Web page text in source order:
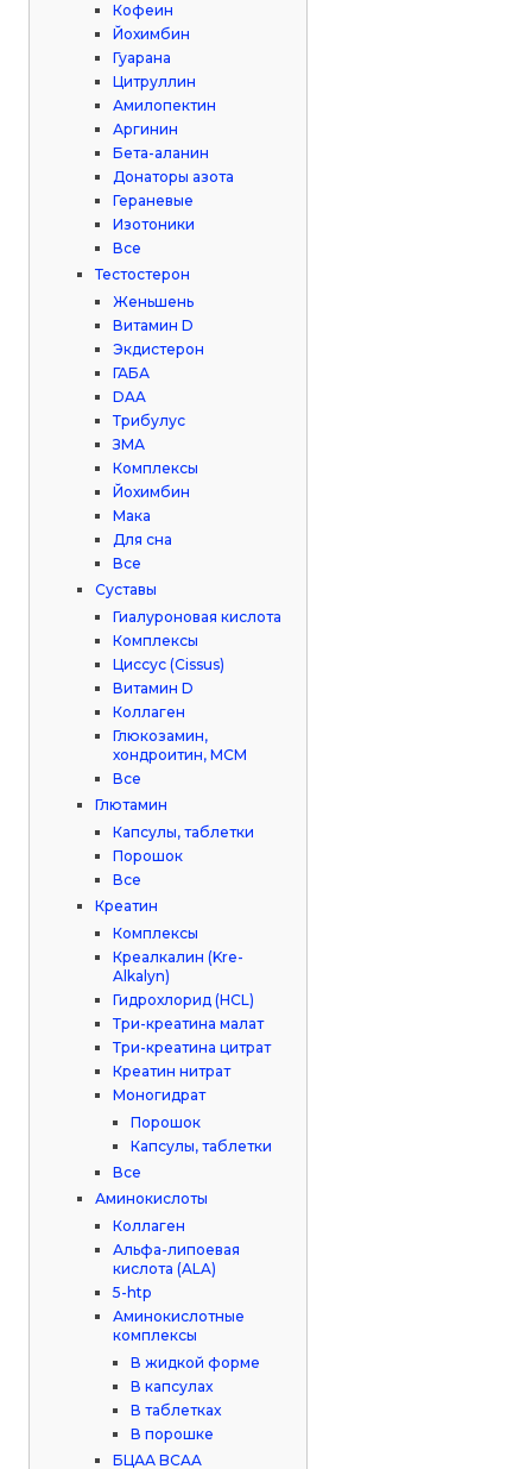
Кофеин
Йохимбин
Гуарана
Цитруллин
Амилопектин
Аргинин
Бета-аланин
Донаторы азота
Гераневые
Изотоники
Все
Тестостерон
Женьшень
Витамин D
Экдистерон
ГАБА
DAA
Трибулус
ЗМА
Комплексы
Йохимбин
Мака
Для сна
Все
Суставы
Гиалуроновая кислота
Комплексы
Циссус (Cissus)
Витамин D
Коллаген
Глюкозамин,
хондроитин, МСМ
Все
Глютамин
Капсулы, таблетки
Порошок
Все
Креатин
Комплексы
Креалкалин (Kre-
Alkalyn)
Гидрохлорид (HCL)
Три-креатина малат
Три-креатина цитрат
Креатин нитрат
Моногидрат
Порошок
Капсулы, таблетки
Все
Аминокислоты
Коллаген
Альфа-липоевая
кислота (ALA)
5-htp
Аминокислотные
комплексы
В жидкой форме
В капсулах
В таблетках
В порошке
БЦАА BCAA